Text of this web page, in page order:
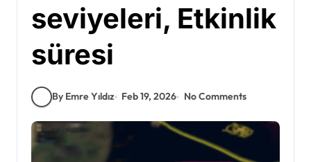
seviyeleri, Etkinlik
süresi
By Emre Yıldız Feb 19, 2026 No Comments